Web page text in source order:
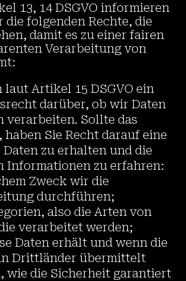
13, 14 DSGVO informieren
die folgenden Rechte, die
damit es zu einer fairen
Verarbeitung von
laut Artikel 15 DSGVO ein
darüber, ob wir Daten
verarbeiten. Sollte das
Sie Recht darauf eine
Daten zu erhalten und die
Informationen zu erfahren:
Zweck wir die
durchführen;
also die Arten von
verarbeitet werden;
Daten erhält und wenn die
Drittländer übermittelt
wie die Sicherheit garantiert